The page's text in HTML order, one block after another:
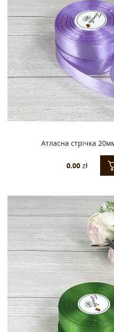
Атласна стрічка
0.00zł